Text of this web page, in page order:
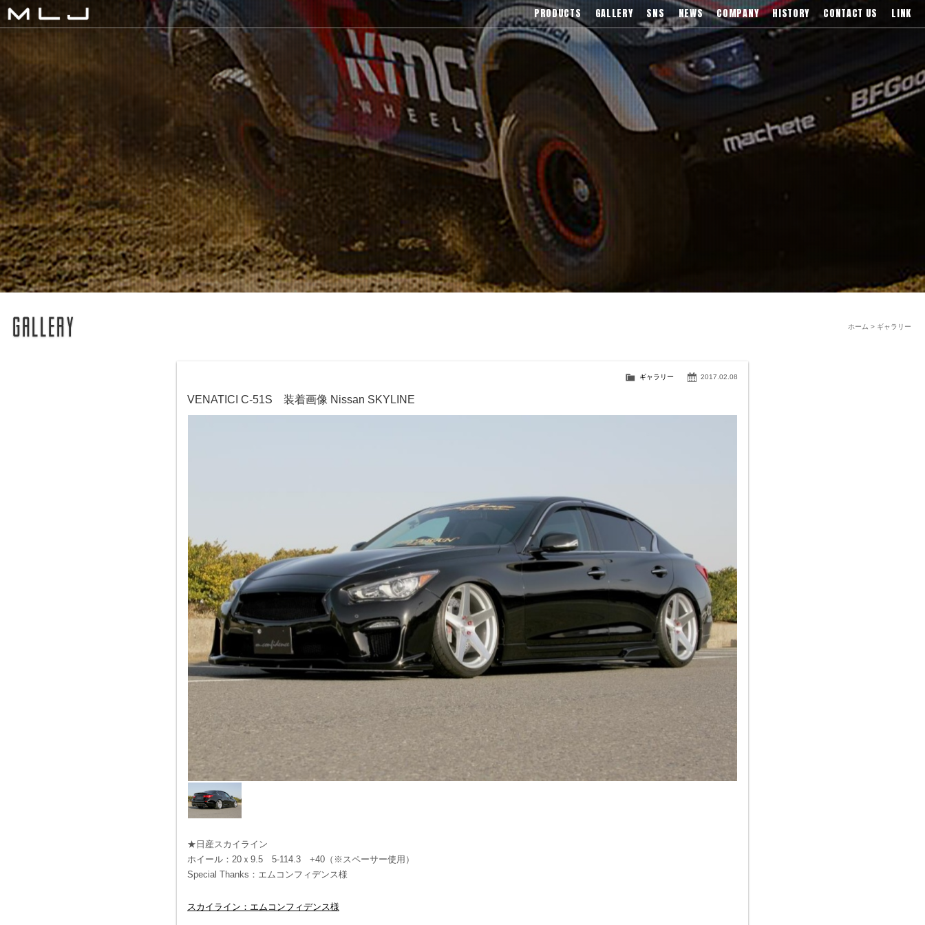
MLJ / Lexani(レクサーニ),Asanti(アサンティ),Wrest(ヴァレスト)などブランドアルミホイールの販売、輸入総代理店
PRODUCTS GALLERY SNS NEWS COMPANY HISTORY CONTACT US LINK
ギャラリー
ホーム >
2017.02.08
ギャラリー
VENATICI C-51S 装着画像 Nissan SKYLINE
★日産スカイライン
ホイール：20ｘ9.5 5-114.3 +40（※スペーサー使用）
Special Thanks：エムコンフィデンス様
スカイライン：エムコンフィデンス様